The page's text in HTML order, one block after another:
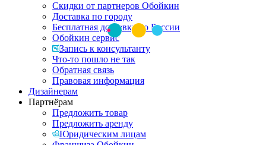
Скидки от партнеров Обойкин
Доставка по городу
Бесплатная доставка по России
Обойкин сервис
Запись к консультанту
Что-то пошло не так
Обратная связь
Правовая информация
Дизайнерам
Партнёрам
Предложить товар
Предложить аренду
Юридическим лицам